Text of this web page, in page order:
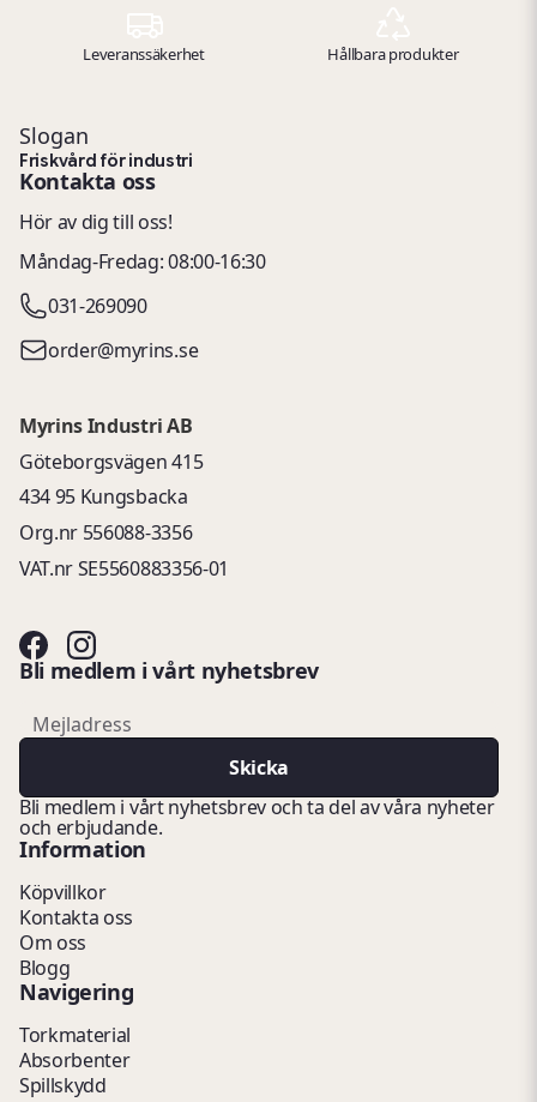
Leveranssäkerhet Hållbara produkter
Slogan
Friskvård för industri
Kontakta oss
Hör av dig till oss!
Måndag-Fredag: 08:00-16:30
031-269090
order@myrins.se
Myrins Industri AB
Göteborgsvägen 415
434 95 Kungsbacka
Org.nr 556088-3356
VAT.nr SE5560883356-01
Bli medlem i vårt nyhetsbrev
email
Mejladress
Skicka
Bli medlem i vårt nyhetsbrev och ta del av våra nyheter
och erbjudande.
Information
Köpvillkor
Kontakta oss
Om oss
Blogg
Navigering
Torkmaterial
Absorbenter
Spillskydd